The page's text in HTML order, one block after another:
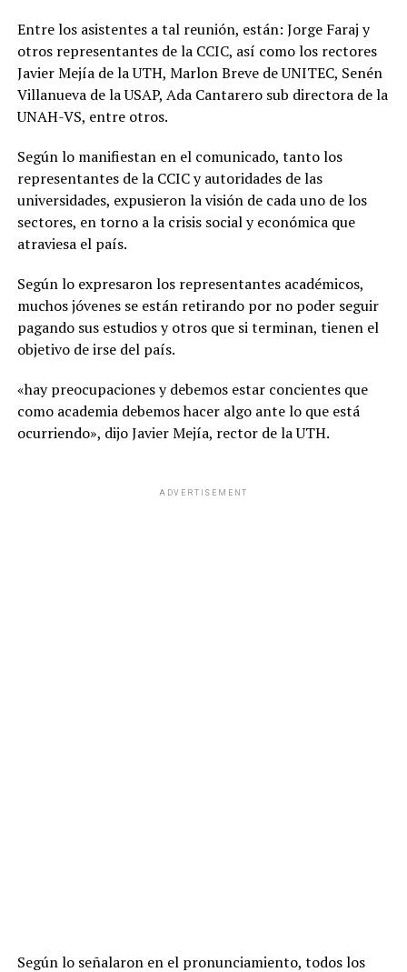
Entre los asistentes a tal reunión, están: Jorge Faraj y
otros representantes de la CCIC, así como los rectores
Javier Mejía de la UTH, Marlon Breve de UNITEC, Senén
Villanueva de la USAP, Ada Cantarero sub directora de la
UNAH-VS, entre otros.
Según lo manifiestan en el comunicado, tanto los
representantes de la CCIC y autoridades de las
universidades, expusieron la visión de cada uno de los
sectores, en torno a la crisis social y económica que
atraviesa el país.
Según lo expresaron los representantes académicos,
muchos jóvenes se están retirando por no poder seguir
pagando sus estudios y otros que si terminan, tienen el
objetivo de irse del país.
«hay preocupaciones y debemos estar concientes que
como academia debemos hacer algo ante lo que está
ocurriendo», dijo Javier Mejía, rector de la UTH.
ADVERTISEMENT
Según lo señalaron en el pronunciamiento, todos los